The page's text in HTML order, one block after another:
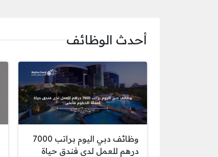
أحدث الوظائف
وظائف دبي اليوم براتب 7000
درهم للعمل لدى فندق حياة